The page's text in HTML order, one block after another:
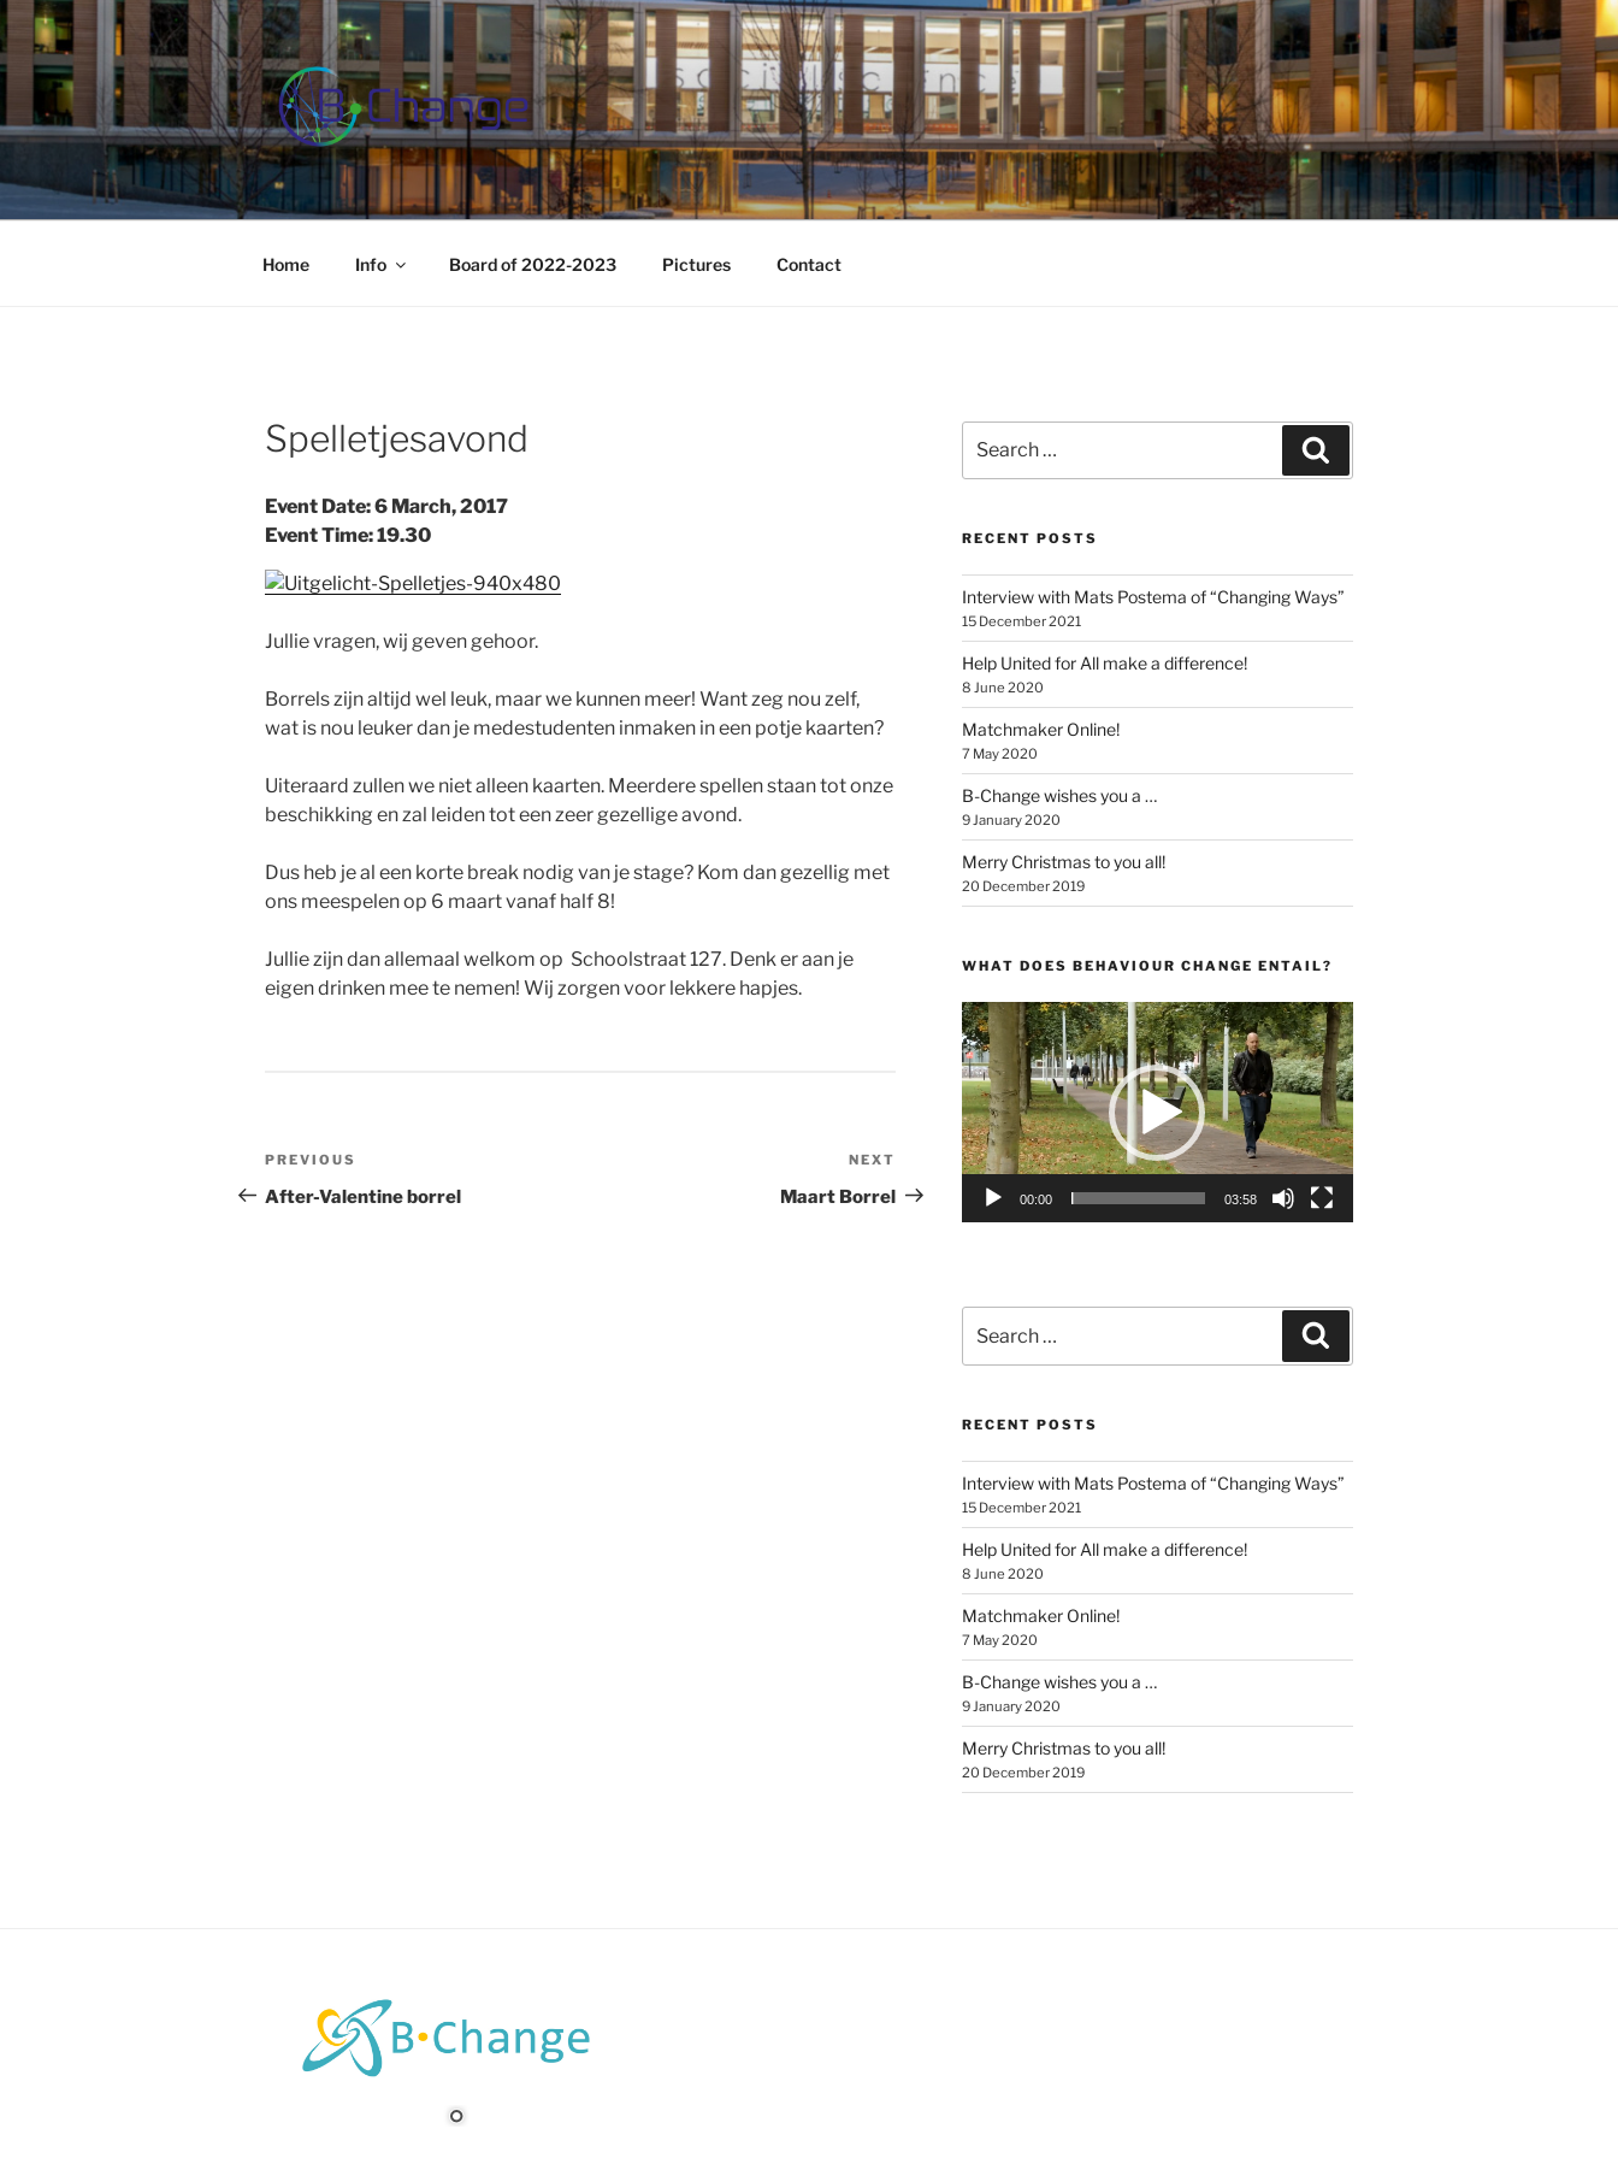
Skip
to
content
B-CHANGE
Study Association Behaviour Change
Home Info Board of 2022-2023 Pictures Contact
Spelletjesavond
Event Date: 6 March, 2017
Event Time: 19.30
Jullie vragen, wij geven gehoor.
Borrels zijn altijd wel leuk, maar we kunnen meer! Want zeg nou zelf,
wat is nou leuker dan je medestudenten inmaken in een potje kaarten?
Uiteraard zullen we niet alleen kaarten. Meerdere spellen staan tot onze
beschikking en zal leiden tot een zeer gezellige avond.
Dus heb je al een korte break nodig van je stage? Kom dan gezellig met
ons meespelen op 6 maart vanaf half 8!
Jullie zijn dan allemaal welkom op Schoolstraat 127. Denk er aan je
eigen drinken mee te nemen! Wij zorgen voor lekkere hapjes.
Post
navigation
Previous
Post
PREVIOUS
After-Valentine borrel
Post
NEXT
Maart Borrel
for:
RECENT POSTS
Interview with Mats Postema of “Changing Ways”
15 December 2021
Help United for All make a difference!
8 June 2020
Matchmaker Online!
7 May 2020
B-Change wishes you a …
9 January 2020
Merry Christmas to you all!
20 December 2019
WHAT DOES BEHAVIOUR CHANGE ENTAIL?
Video
Player
00:00 03:58
for:
RECENT POSTS
Interview with Mats Postema of “Changing Ways”
15 December 2021
Help United for All make a difference!
8 June 2020
Matchmaker Online!
7 May 2020
B-Change wishes you a …
9 January 2020
Merry Christmas to you all!
20 December 2019